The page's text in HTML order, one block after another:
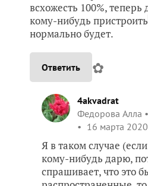
всхожесть 100%,
кому-нибудь пристроить
нормально будет.
Ответить ✿
4akvadrat
Федорова Алла
16 марта
Я в таком случае
кому-нибудь дарю,
спрашивает, что это